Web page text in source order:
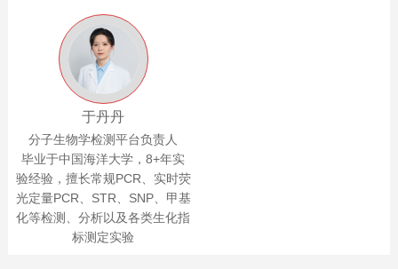
于丹丹
分子生物学检测平台负责人
毕业于中国海洋大学，8+年实
验经验，擅长常规PCR、实时荧
光定量PCR、STR、SNP、甲基
化等检测、分析以及各类生化指
标测定实验